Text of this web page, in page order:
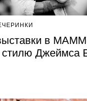
в
стилю Джеймса